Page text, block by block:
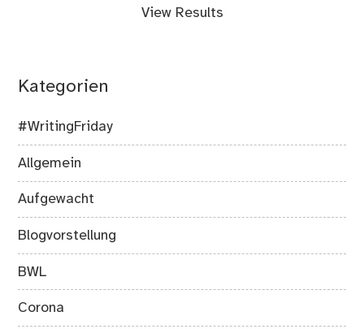
View Results
Kategorien
#WritingFriday
Allgemein
Aufgewacht
Blogvorstellung
BWL
Corona